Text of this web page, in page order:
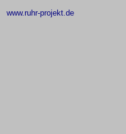
www.ruhr-projekt.de